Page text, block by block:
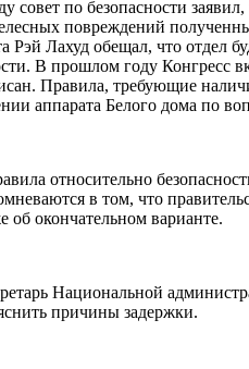
совет по безопасности
повреждений
Рэй Лахуд обещал, что отдел
В прошлом году Конгресс
Правила, требующие
аппарата Белого дома по
относительно
в том, что
об окончательном варианте.
Национальной
причины задержки.